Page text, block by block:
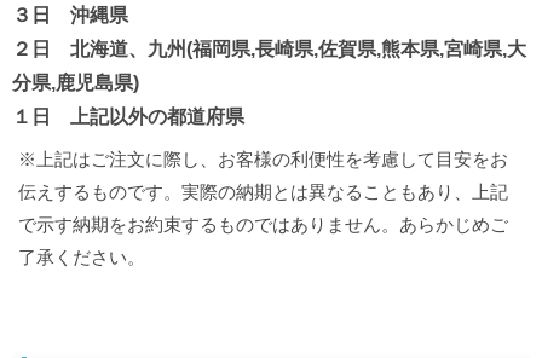
３日 沖縄県
２日 北海道、九州(福岡県,長崎県,佐賀県,熊本県,宮崎県,大
分県,鹿児島県)
１日 上記以外の都道府県
※上記はご注文に際し、お客様の利便性を考慮して目安をお
伝えするものです。実際の納期とは異なることもあり、上記
で示す納期をお約束するものではありません。あらかじめご
了承ください。